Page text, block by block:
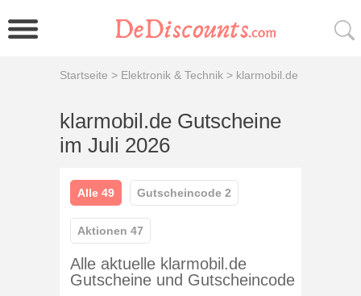
Startseite > Elektronik & Technik > klarmobil.de
klarmobil.de Gutscheine
im Juli 2026
Alle 49 Gutscheincode 2
Aktionen 47
Alle aktuelle klarmobil.de
Gutscheine und Gutscheincode